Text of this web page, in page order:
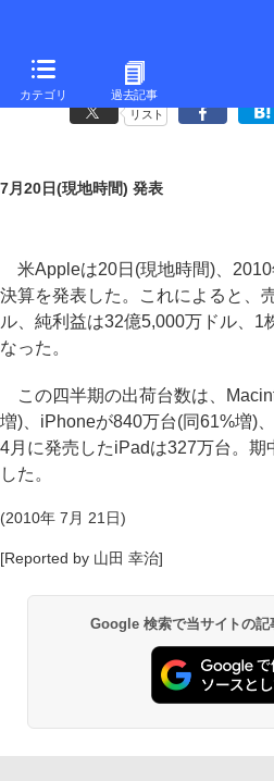
カテゴリ 過去記事
Apple、第3四半期は売上高
リスト
7月20日(現地時間) 発表
米Appleは20日(現地時間)、
決算を発表した。これによると、
ル、純利益は32億5,000万ドル、1
なった。
この四半期の出荷台数は、
増)、iPhoneが840万台(同61%増)
4月に発売したiPadは327万台。期
した。
(2010年 7月 21日)
[Reported by 山田 幸治]
Google 検索で当サイトの記